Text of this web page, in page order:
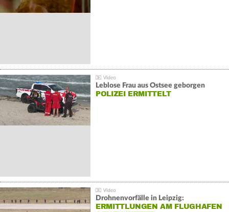
Leblose Frau aus Ostsee geborgen
POLIZEI ERMITTELT
Drohnenvorfälle in Leipzig:
ERMITTLUNGEN AM FLUGHAFEN